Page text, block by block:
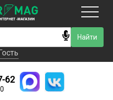
62